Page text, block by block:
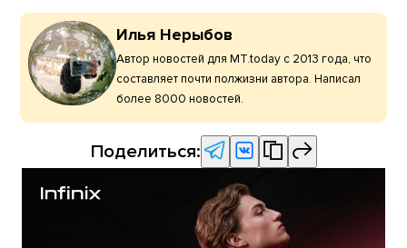
Илья Нерыбов
Автор новостей для MT.today с 2013 года, что
составляет почти полжизни автора. Написал
более 8000 новостей.
Поделиться: